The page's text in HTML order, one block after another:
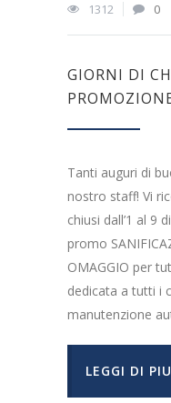
1312
0
GIORNI DI
Tanti auguri di
nostro staff! Vi
chiusi dall’1 al 9
promo
OMAGGIO per
dedicata a tutti i
manutenzione
LEGGI DI